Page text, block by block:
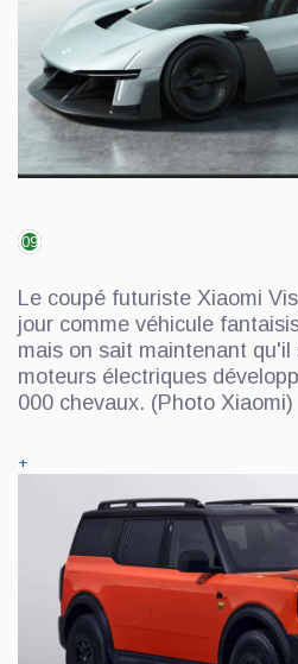
09
Le coupé futuriste Xiaomi
jour comme véhicule
mais on sait maintenant
moteurs électriques
000 chevaux. (Photo Xiaomi)
+